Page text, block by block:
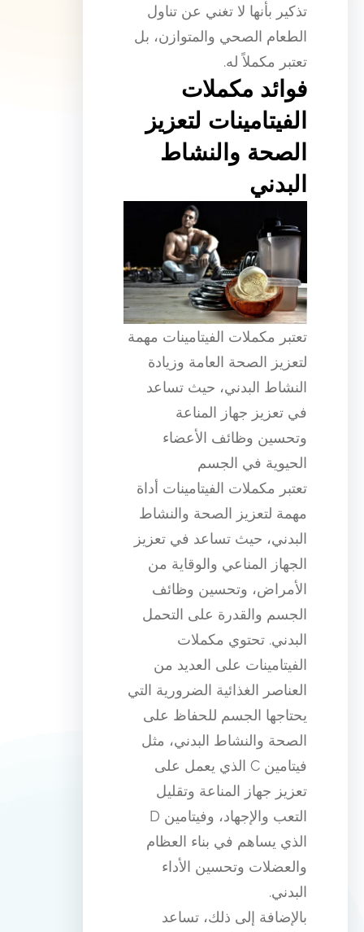
تذكير بأنها لا تغني عن تناول
الطعام الصحي والمتوازن، بل
تعتبر مكملاً له.
فوائد مكملات
الفيتامينات لتعزيز
الصحة والنشاط
البدني
تعتبر مكملات الفيتامينات مهمة
لتعزيز الصحة العامة وزيادة
النشاط البدني، حيث تساعد
في تعزيز جهاز المناعة
وتحسين وظائف الأعضاء
الحيوية في الجسم
تعتبر مكملات الفيتامينات أداة
مهمة لتعزيز الصحة والنشاط
البدني، حيث تساعد في تعزيز
الجهاز المناعي والوقاية من
الأمراض، وتحسين وظائف
الجسم والقدرة على التحمل
البدني. تحتوي مكملات
الفيتامينات على العديد من
العناصر الغذائية الضرورية التي
يحتاجها الجسم للحفاظ على
الصحة والنشاط البدني، مثل
فيتامين C الذي يعمل على
تعزيز جهاز المناعة وتقليل
التعب والإجهاد، وفيتامين D
الذي يساهم في بناء العظام
والعضلات وتحسين الأداء
البدني.
بالإضافة إلى ذلك، تساعد